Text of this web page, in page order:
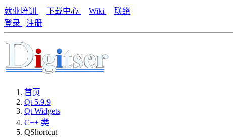
就业培训 下载中心 Wiki
联络
登录
注册
首页
Qt 5.9.9
Qt Widgets
C++ 类
QShortcut